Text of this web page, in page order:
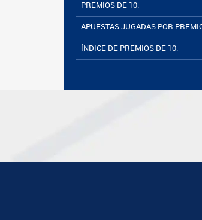
PREMIOS DE 10:
APUESTAS JUGADAS POR
ÍNDICE DE PREMIOS DE 10: